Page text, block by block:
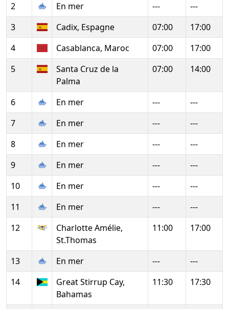
2
En mer ---
---
3
Cadix, Espagne 07:00
17:00
4
Casablanca, Maroc 07:00
17:00
5
Santa Cruz de la
Palma
07:00 14:00
6 En mer ---
---
7
En mer ---
---
8
En mer ---
---
9
En mer ---
---
10
En mer ---
---
11
En mer ---
---
12
Charlotte Amélie,
St.Thomas
11:00 17:00
13 En mer ---
---
14
Great Stirrup Cay,
Bahamas
11:30 17:30